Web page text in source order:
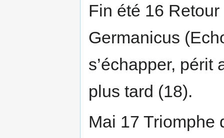
Fin été 16
Germanicus
s’échapper,
plus tard (18).
Mai 17 Triomphe